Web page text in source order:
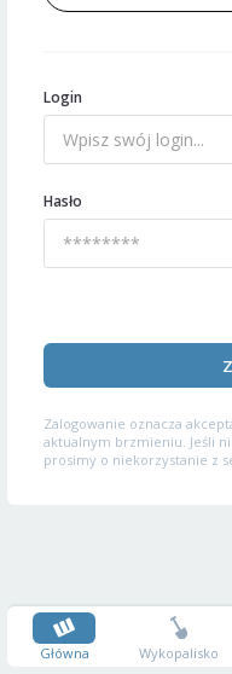
Login
Hasło
Zalogowanie oznacza
aktualnym brzmieniu. Jeśli
prosimy o niekorzystanie z
Główna Wykopalisko